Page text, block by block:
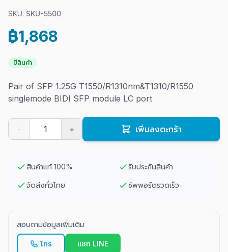
SKU: SKU-5500
฿1,868
มีสินค้า
Pair of SFP 1.25G T1550/R1310nm&T1310/R1550
singlemode BIDI SFP module LC port
- + เพิ่มลงตะกร้า
สินค้าแท้ 100% รับประกันสินค้า
จัดส่งทั่วไทย ซัพพอร์ตรวดเร็ว
สอบถามข้อมูลเพิ่มเติม
โทร แชท LINE